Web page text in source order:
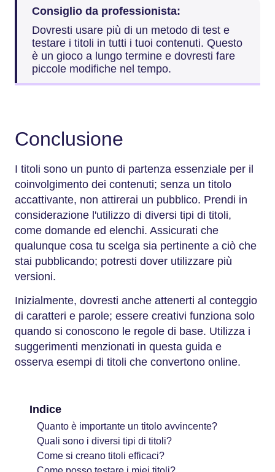
Consiglio da professionista:
Dovresti usare più di un metodo di test e
testare i titoli in tutti i tuoi contenuti. Questo
è un gioco a lungo termine e dovresti fare
piccole modifiche nel tempo.
Conclusione
I titoli sono un punto di partenza essenziale per il
coinvolgimento dei contenuti; senza un titolo
accattivante, non attirerai un pubblico. Prendi in
considerazione l'utilizzo di diversi tipi di titoli,
come domande ed elenchi. Assicurati che
qualunque cosa tu scelga sia pertinente a ciò che
stai pubblicando; potresti dover utilizzare più
versioni.
Inizialmente, dovresti anche attenerti al conteggio
di caratteri e parole; essere creativi funziona solo
quando si conoscono le regole di base. Utilizza i
suggerimenti menzionati in questa guida e
osserva esempi di titoli che convertono online.
Indice
Quanto è importante un titolo avvincente?
Quali sono i diversi tipi di titoli?
Come si creano titoli efficaci?